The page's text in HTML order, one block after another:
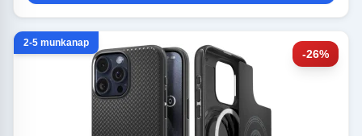
-26%
2-5 munkanap